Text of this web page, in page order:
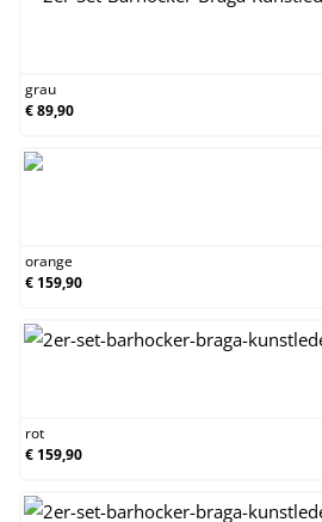
grau
€ 89,90
orange
€ 159,90
rot
€ 159,90